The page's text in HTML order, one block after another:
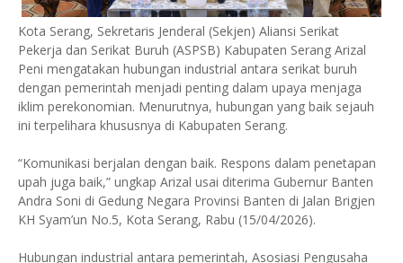
Kota Serang, Sekretaris Jenderal (Sekjen) Aliansi Serikat
Pekerja dan Serikat Buruh (ASPSB) Kabupaten Serang Arizal
Peni mengatakan hubungan industrial antara serikat buruh
dengan pemerintah menjadi penting dalam upaya menjaga
iklim perekonomian. Menurutnya, hubungan yang baik sejauh
ini terpelihara khususnya di Kabupaten Serang.
“Komunikasi berjalan dengan baik. Respons dalam penetapan
upah juga baik,” ungkap Arizal usai diterima Gubernur Banten
Andra Soni di Gedung Negara Provinsi Banten di Jalan Brigjen
KH Syam’un No.5, Kota Serang, Rabu (15/04/2026).
Hubungan industrial antara pemerintah, Asosiasi Pengusaha